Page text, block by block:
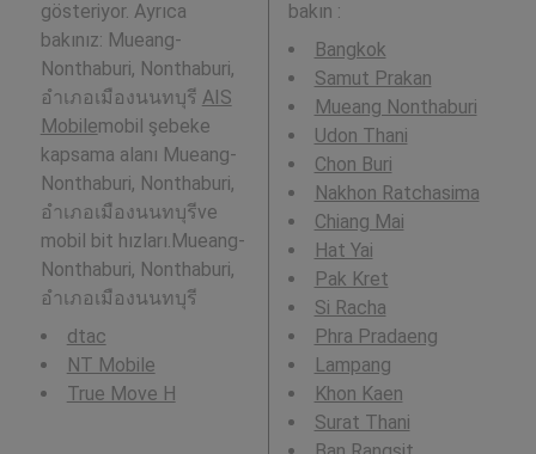
gösteriyor. Ayrıca
bakınız: Mueang-
Nonthaburi, Nonthaburi,
อำเภอเมืองนนทบุรี AIS
Mobilemobil şebeke
kapsama alanı Mueang-
Nonthaburi, Nonthaburi,
อำเภอเมืองนนทบุรีve
mobil bit hızları.Mueang-
Nonthaburi, Nonthaburi,
อำเภอเมืองนนทบุรี
dtac
NT Mobile
True Move H
bakın :
Bangkok
Samut Prakan
Mueang Nonthaburi
Udon Thani
Chon Buri
Nakhon Ratchasima
Chiang Mai
Hat Yai
Pak Kret
Si Racha
Phra Pradaeng
Lampang
Khon Kaen
Surat Thani